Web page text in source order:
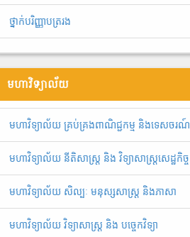
ថ្នាក់បរិញ្ញាបត្ររង
មហាវិទ្យាល័យ
មហាវិទ្យាល័យ គ្រប់គ្រងពាណិជ្ជកម្ម និងទេសចរណ៍
មហាវិទ្យាល័យ នីតិសាស្រ្ត និង វិទ្យាសាស្រ្តសេដ្ឋកិច្ច
មហាវិទ្យាល័យ សិល្បៈ មនុស្សសាស្ត្រ និងភាសា
មហាវិទ្យាល័យ វិទ្យាសាស្រ្ត និង បច្ចេកវិទ្យា